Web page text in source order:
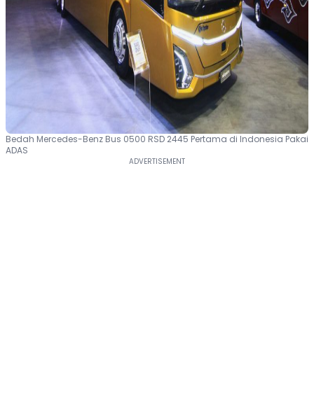
Bedah Mercedes-Benz Bus 0500 RSD 2445 Pertama di Indonesia Pakai
ADAS